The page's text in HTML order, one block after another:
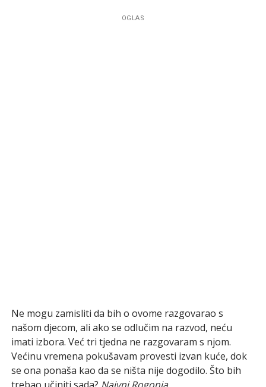
OGLAS
Ne mogu zamisliti da bih o ovome razgovarao s
našom djecom, ali ako se odlučim na razvod, neću
imati izbora. Već tri tjedna ne razgovaram s njom.
Većinu vremena pokušavam provesti izvan kuće, dok
se ona ponaša kao da se ništa nije dogodilo. Što bih